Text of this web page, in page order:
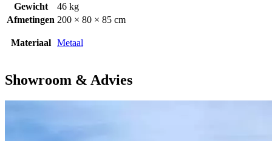
Gewicht
46 kg
Afmetingen 200 × 80 × 85 cm
Materiaal Metaal
Showroom & Advies